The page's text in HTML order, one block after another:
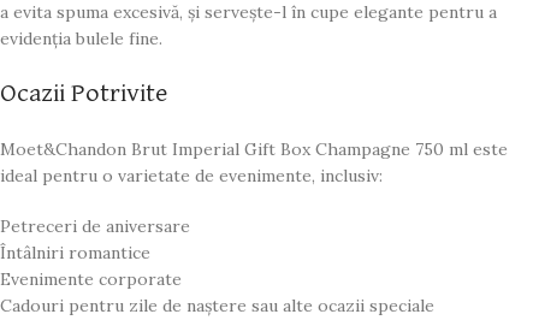
a evita spuma excesivă, și servește-l în cupe elegante pentru a
evidenția bulele fine.
Ocazii Potrivite
Moet&Chandon Brut Imperial Gift Box Champagne 750 ml este
ideal pentru o varietate de evenimente, inclusiv:
Petreceri de aniversare
Întâlniri romantice
Evenimente corporate
Cadouri pentru zile de naștere sau alte ocazii speciale